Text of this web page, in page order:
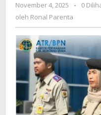
November 4, 2025
oleh
-
0
oleh Ronal Parenta